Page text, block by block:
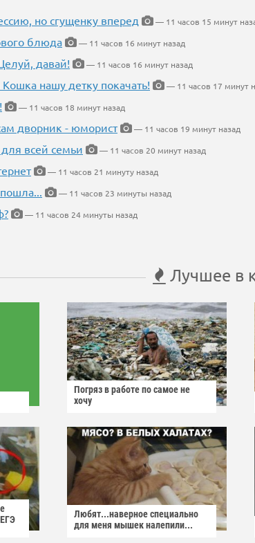
но сгущенку вперед
— 11 часов 15 минут
блюда
— 11 часов 16 минут назад
давай!
— 11 часов 16 минут назад
нашу детку покачать!
— 11 часов 17 минут
— 11 часов 18 минут назад
дворник - юморист
— 11 часов 19 минут назад
всей семьи
— 11 часов 20 минут назад
— 11 часов 21 минуту назад
— 11 часов 23 минуты назад
— 11 часов 24 минуты назад
Лучшее в
Погряз в работе по самое не
хочу
Любят...наверное специально
для меня мышек налепили...